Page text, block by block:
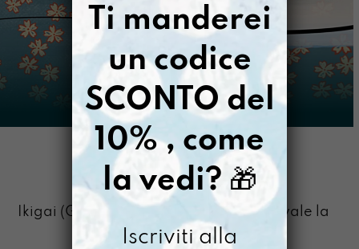
IKIGAI
Ikigai (Giappone): “La ragione per cui vale la
pena vivere”
Ti manderei
un codice
SCONTO del
10% , come
la vedi? 🎁
Iscriviti alla